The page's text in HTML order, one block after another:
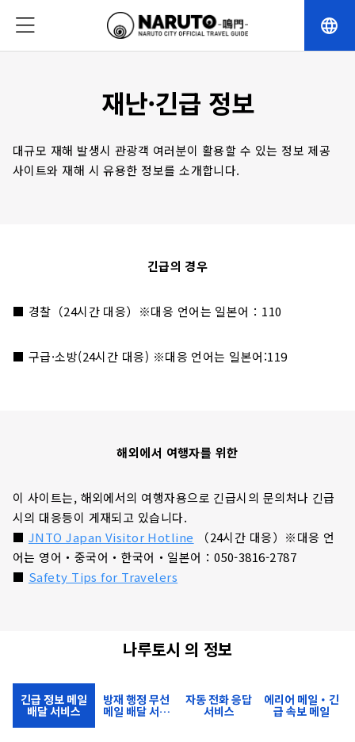
language
재난·긴급 정보
대규모 재해 발생시 관광객 여러분이 활용할 수 있는 정보 제공
사이트와 재해 시 유용한 정보를 소개합니다.
긴급의 경우
■ 경찰（24시간 대응）※대응 언어는 일본어：110
■ 구급·소방(24시간 대응) ※대응 언어는 일본어:119
해외에서 여행자를 위한
이 사이트는, 해외에서의 여행자용으로 긴급시의 문의처나 긴급
시의 대응등이 게재되고 있습니다.
■ JNTO Japan Visitor Hotline （24시간 대응）※대응 언
어는 영어・중국어・한국어・일본어：050-3816-2787
■ Safety Tips for Travelers
나루토시 의 정보
긴급 정보 메일
배달 서비스
방재 행정 무선
메일 배달 서비
자동 전화 응답
서비스
에리어 메일・긴
급 속보 메일